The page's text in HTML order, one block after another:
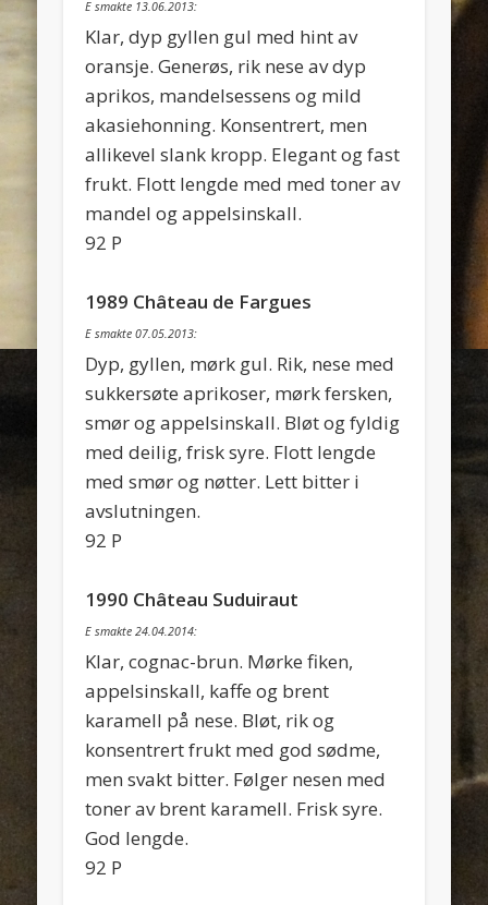
E smakte 13.06.2013:
Klar, dyp gyllen gul med hint av
oransje. Generøs, rik nese av dyp
aprikos, mandelsessens og mild
akasiehonning. Konsentrert, men
allikevel slank kropp. Elegant og fast
frukt. Flott lengde med med toner av
mandel og appelsinskall.
92 P
1989 Château de Fargues
E smakte 07.05.2013:
Dyp, gyllen, mørk gul. Rik, nese med
sukkersøte aprikoser, mørk fersken,
smør og appelsinskall. Bløt og fyldig
med deilig, frisk syre. Flott lengde
med smør og nøtter. Lett bitter i
avslutningen.
92 P
1990 Château Suduiraut
E smakte 24.04.2014:
Klar, cognac-brun. Mørke fiken,
appelsinskall, kaffe og brent
karamell på nese. Bløt, rik og
konsentrert frukt med god sødme,
men svakt bitter. Følger nesen med
toner av brent karamell. Frisk syre.
God lengde.
92 P